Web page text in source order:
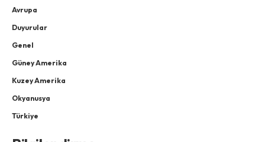
Avrupa
Duyurular
Genel
Güney Amerika
Kuzey Amerika
Okyanusya
Türkiye